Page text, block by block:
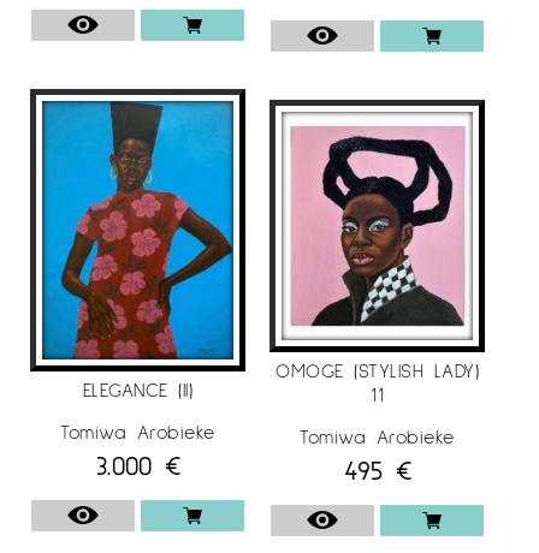
ELEGANCE (II)
Tomiwa Arobieke
3.000 €
OMOGE (STYLISH LADY)
11
Tomiwa Arobieke
495 €